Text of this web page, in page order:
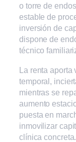
o torre de
estable de
inversión de
dispone de
técnico
La renta aporta
temporal,
mientras se
aumento
puesta en
inmovilizar
clínica